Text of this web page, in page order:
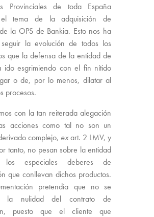
Provinciales de toda España
el tema de la adquisición de
la OPS de Bankia. Esto nos ha
seguir la evolución de todos los
que la defensa de la entidad de
ido esgrimiendo con el fin nítido
o de, por lo menos, dilatar al
procesos.
con la tan reiterada alegación
acciones como tal no son un
complejo, exart. 2 LMV, y
tanto, no pesan sobre la entidad
los especiales deberes de
que conllevan dichos productos.
pretendía que no se
la nulidad del contrato de
puesto que el cliente que